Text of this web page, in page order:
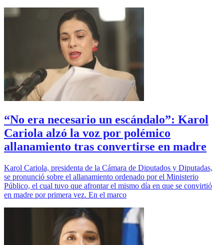
“No era necesario un escándalo”: Karol
Cariola alzó la voz por polémico
allanamiento tras convertirse en madre
Karol Cariola, presidenta de la Cámara de Diputados y Diputadas,
se pronunció sobre el allanamiento ordenado por el Ministerio
Público, el cual tuvo que afrontar el mismo día en que se convirtió
en madre por primera vez. En el marco